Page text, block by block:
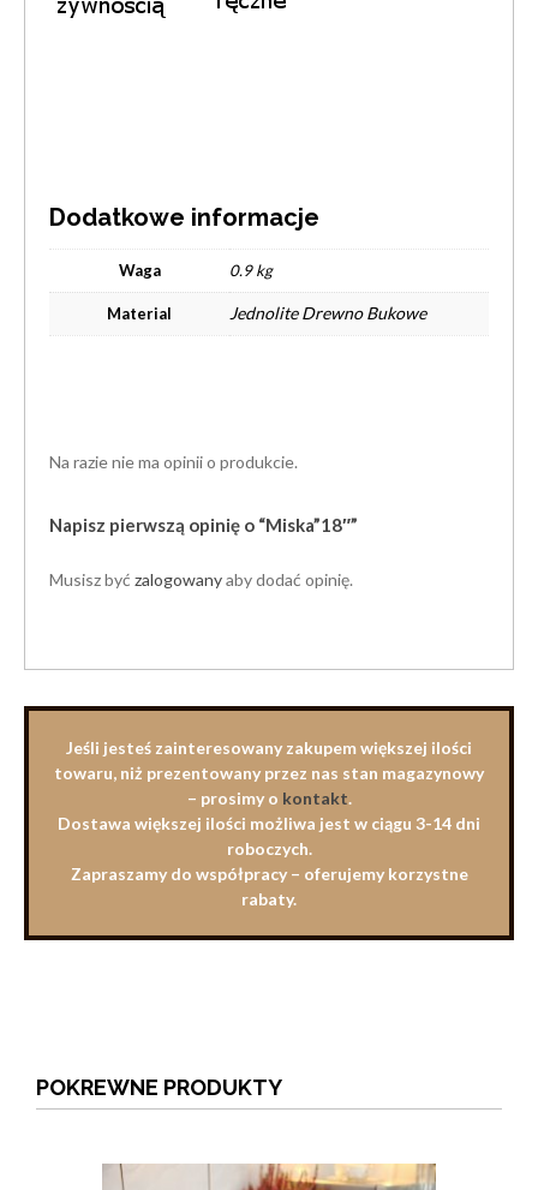
Dodatkowe informacje
Waga 0.9 kg
Material Jednolite Drewno Bukowe
Na razie nie ma opinii o produkcie.
Napisz pierwszą opinię o “Miska”18″”
Musisz być zalogowanyaby dodać opinię.
Jeśli jesteś zainteresowany zakupem większej ilości
towaru, niż prezentowany przez nas stan magazynowy
– prosimy o kontakt.
Dostawa większej ilości możliwa jest w ciągu 3-14 dni
roboczych.
Zapraszamy do współpracy – oferujemy korzystne
rabaty.
POKREWNE PRODUKTY